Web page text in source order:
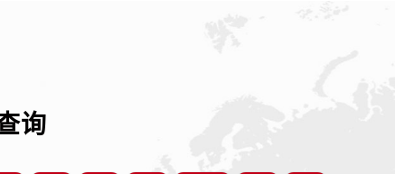
询